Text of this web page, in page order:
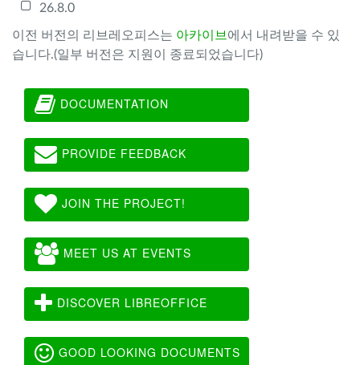
26.8.0
이전 버전의 리브레오피스는 아카이브 에서 내려받을 수 있
습니다.(일부 버전은 지원이 종료되었습니다)
DOCUMENTATION
PROVIDE FEEDBACK
JOIN THE PROJECT!
MEET US AT EVENTS
DISCOVER LIBREOFFICE
GOOD LOOKING DOCUMENTS